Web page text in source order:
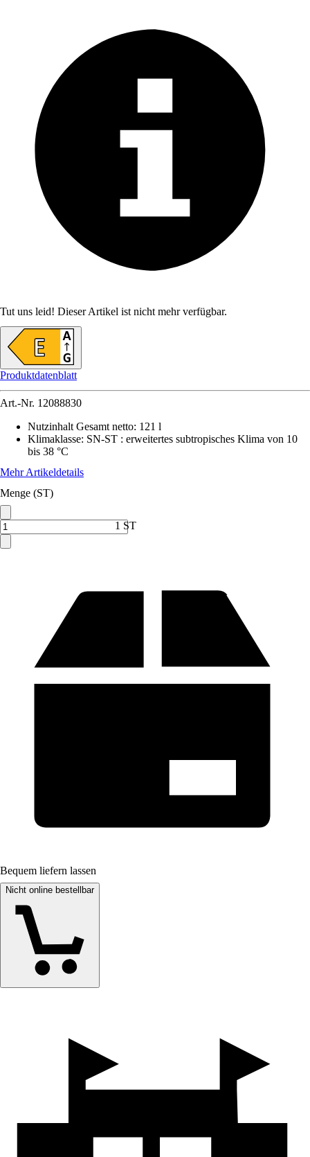
Tut uns leid! Dieser Artikel ist nicht mehr verfügbar.
Produktdatenblatt
Art.-Nr. 12088830
Nutzinhalt Gesamt netto: 121 l
Klimaklasse: SN-ST : erweitertes subtropisches Klima von 10
bis 38 °C
Mehr Artikeldetails
Menge (ST)
1 ST
Bequem liefern lassen
Nicht online bestellbar